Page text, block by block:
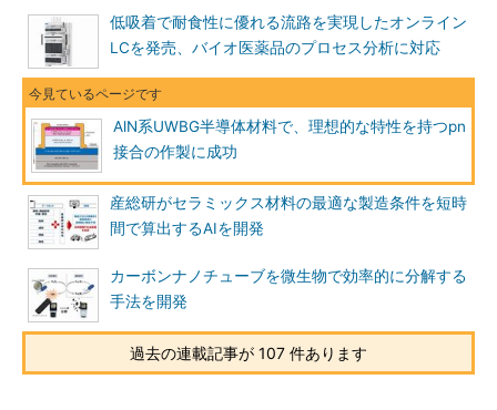
低吸着で耐食性に優れる流路を実現したオンライン
LCを発売、バイオ医薬品のプロセス分析に対応
AlN系UWBG半導体材料で、理想的な特性を持つpn
接合の作製に成功
産総研がセラミックス材料の最適な製造条件を短時
間で算出するAIを開発
カーボンナノチューブを微生物で効率的に分解する
手法を開発
過去の連載記事が 107 件あります